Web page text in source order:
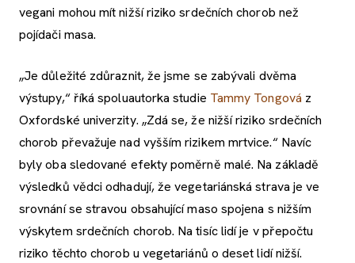
vegani mohou mít nižší riziko srdečních chorob než
pojídači masa.
„Je důležité zdůraznit, že jsme se zabývali dvěma
výstupy,“ říká spoluautorka studie Tammy Tongová z
Oxfordské univerzity. „Zdá se, že nižší riziko srdečních
chorob převažuje nad vyšším rizikem mrtvice.“ Navíc
byly oba sledované efekty poměrně malé. Na základě
výsledků vědci odhadují, že vegetariánská strava je ve
srovnání se stravou obsahující maso spojena s nižším
výskytem srdečních chorob. Na tisíc lidí je v přepočtu
riziko těchto chorob u vegetariánů o deset lidí nižší.